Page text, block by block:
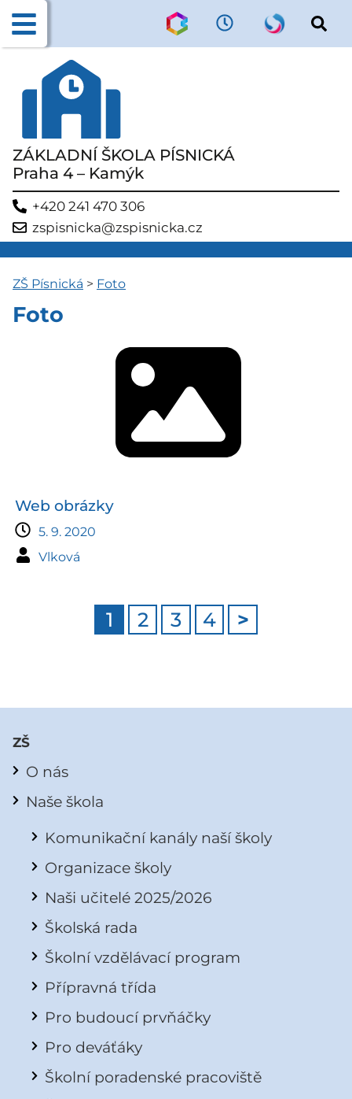
ZÁKLADNÍ ŠKOLA PÍSNICKÁ
Praha 4 – Kamýk
+420 241 470 306
zspisnicka@zspisnicka.cz
ZŠ Písnická > Foto
Foto
Web obrázky
5. 9. 2020
Vlková
1 2 3 4 >
ZŠ
O nás
Naše škola
Komunikační kanály naší školy
Organizace školy
Naši učitelé 2025/2026
Školská rada
Školní vzdělávací program
Přípravná třída
Pro budoucí prvňáčky
Pro deváťáky
Školní poradenské pracoviště